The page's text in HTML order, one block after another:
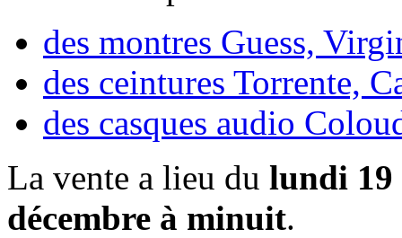
des montres Guess,
des ceintures Torrente,
des casques audio
La vente a lieu du lundi 19
décembre à minuit.